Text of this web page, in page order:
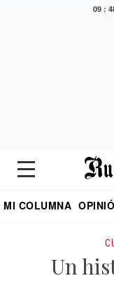
09 :
MI COLUMNA
Un